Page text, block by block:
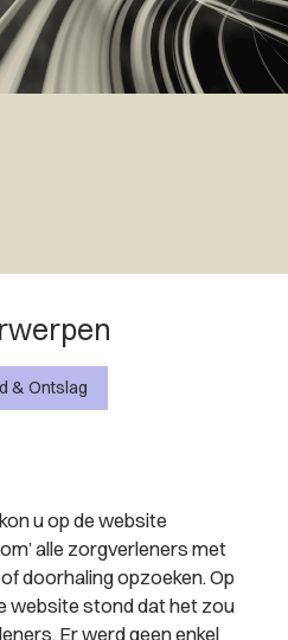
& Ontslag
u op de website
alle zorgverleners met
doorhaling opzoeken. Op
website stond dat het zou
Er werd geen enkel